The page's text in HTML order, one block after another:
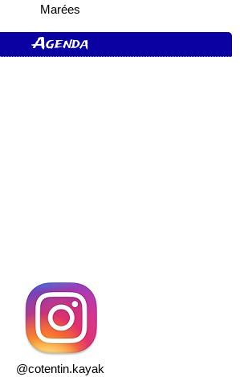
Marées
Agenda
@cotentin.kayak